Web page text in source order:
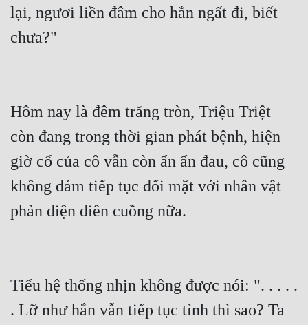
lại, ngươi liền đâm cho hắn ngất đi, biết
chưa?"
Hôm nay là đêm trăng tròn, Triệu Triệt
còn đang trong thời gian phát bệnh, hiện
giờ cổ của cô vẫn còn ẩn ẩn đau, cô cũng
không dám tiếp tục đối mặt với nhân vật
phản diện điên cuồng nữa.
Tiểu hệ thống nhịn không được nói: ". . . . .
. Lỡ như hắn vẫn tiếp tục tỉnh thì sao? Ta